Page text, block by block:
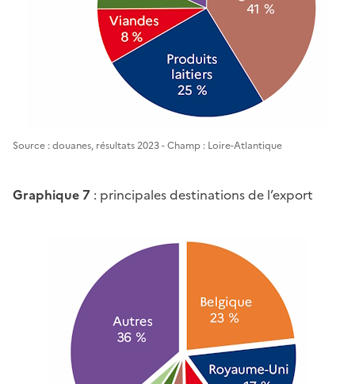
Source : douanes, résultats 2023 - Champ : Loire-Atlantique
Graphique 7 : principales destinations de l’export